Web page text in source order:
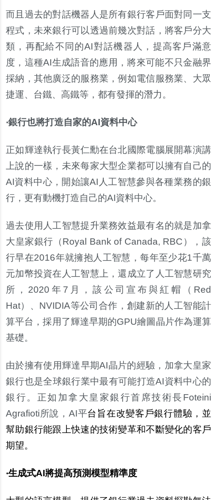
而且過去的對話機器人是所有銀行客戶面對同一支
程式，未來銀行可以透過前幾次對話，將客戶分大
類，再配給不同的AI對話機器人，提高客戶滿意
度，這種AI生成語音的應用，將來可能不只金融界
採納，其他廣泛的服務業，例如電信服務業、大眾
捷運、台鐵、高鐵等，都有發揮的潛力。
‧銀行也將打造自家的AI資料中心
正如輝達執行長黃仁勳在台北國際電腦展開幕演講
上說的一樣，未來每家大型企業都可以擁有自己的
AI資料中心，開始讓AI人工智慧參與各種業務的銀
行，更有動機打造自己的AI資料中心。
過去使用人工智慧提升業務效益最有名的就是加拿
大皇家銀行（Royal Bank of Canada, RBC），該
行早在2016年就擁抱人工智慧，每年至少花1千萬
元加幣投資在人工智慧上，還成立了人工智慧研究
所，2020年7月，該公司宣布與紅帽（Red
Hat）、NVIDIA等公司合作，創建新的人工智能計
算平台，採用了輝達早期的GPU繪圖晶片作為運算
基礎。
由於擁有使用輝達早期AI晶片的經驗，加拿大皇家
銀行也是全球銀行業中最有可能打造AI資料中心的
銀行。正如加拿大皇家銀行首席技術長Foteini
Agrafioti所說，AI平台旨在改變客戶銀行體驗，並
幫助銀行能跟上快速的技術變革和不斷變化的客戶
期望。
‧生成式AI將提高預測模型精準度